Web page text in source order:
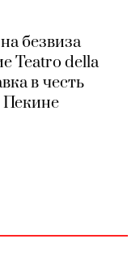
безвиза
Teatro della
в честь